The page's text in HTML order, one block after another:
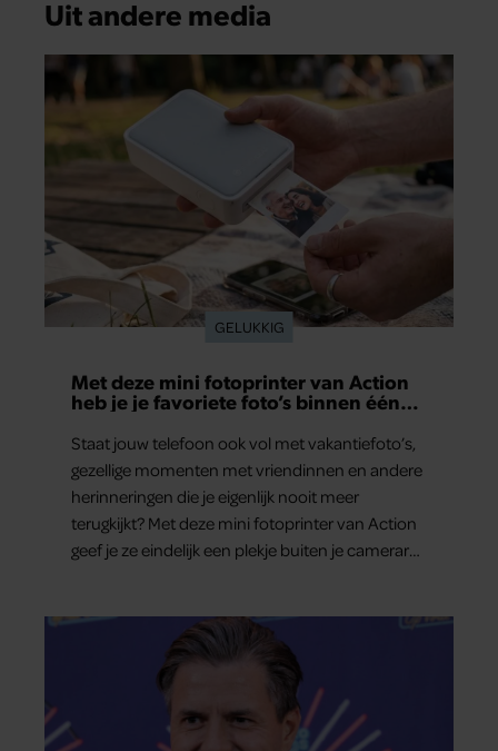
Uit andere media
GELUKKIG
Met deze mini fotoprinter van Action
heb je je favoriete foto’s binnen één
Staat jouw telefoon ook vol met vakantiefoto’s,
gezellige momenten met vriendinnen en andere
herinneringen die je eigenlijk nooit meer
terugkijkt? Met deze mini fotoprinter van Action
geef je ze eindelijk een plekje buiten je camerarol.